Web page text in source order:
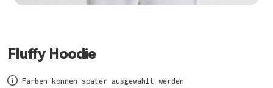
Fluffy Hoodie
Farben können später ausgewählt werden